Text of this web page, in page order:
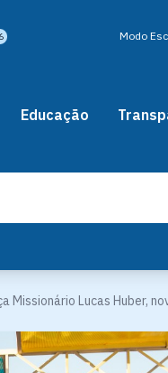
Modo
Educação
Lucas Huber,